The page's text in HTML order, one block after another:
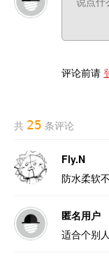
评论前请
共 25 条评论
Fly.N
防水柔软
匿名用户
适合个别